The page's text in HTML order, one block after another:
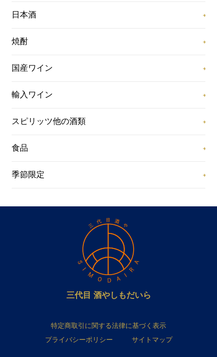
日本酒
焼酎
国産ワイン
輸入ワイン
スピリッツ他の酒類
食品
季節限定
三代目 酒やしもだいら
特定商取引に関する法律に基づく表示
プライバシーポリシー
サイトマップ